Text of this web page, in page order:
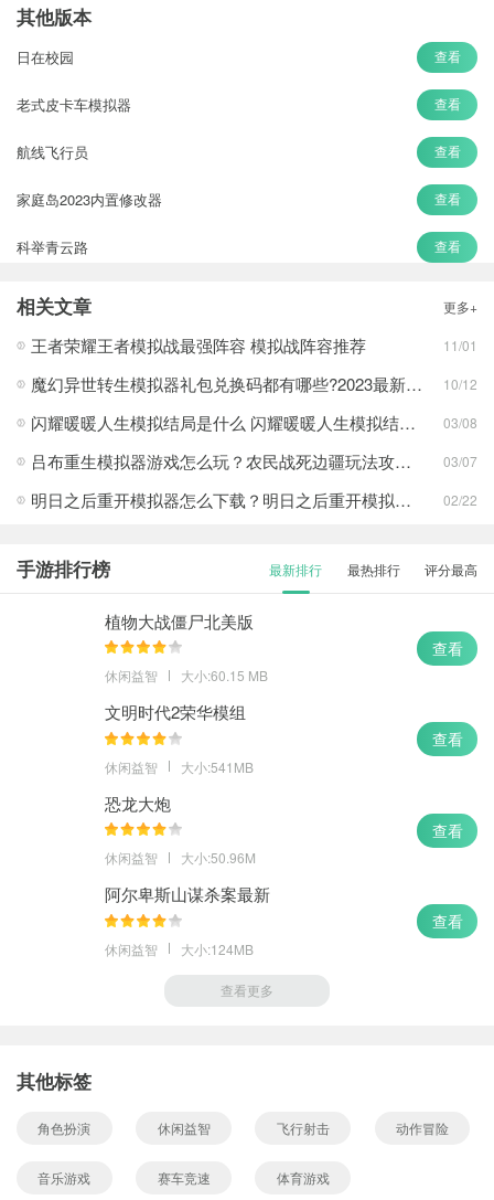
其他版本
日在校园 查看
老式皮卡车模拟器 查看
航线飞行员 查看
家庭岛2023内置修改器 查看
科举青云路 查看
长生劫
荒岛的王 查看
相关文章 更多+
王者荣耀王者模拟战最强阵容 模拟战阵容推荐 11/01
魔幻异世转生模拟器礼包兑换码都有哪些?2023最新礼包兑换码一览 10/12
闪耀暖暖人生模拟结局是什么 闪耀暖暖人生模拟结局攻略 03/08
吕布重生模拟器游戏怎么玩？农民战死边疆玩法攻略介绍一览 03/07
明日之后重开模拟器怎么下载？明日之后重开模拟器怎么玩？ 02/22
手游排行榜 最新排行 最热排行 评分最高
植物大战僵尸北美版
休闲益智 大小:60.15 MB
查看
文明时代2荣华模组
休闲益智 大小:541MB
查看
恐龙大炮
休闲益智 大小:50.96M
查看
阿尔卑斯山谋杀案最新
休闲益智 大小:124MB
查看
查看更多
其他标签
角色扮演 休闲益智 飞行射击 动作冒险
音乐游戏 赛车竞速 体育游戏